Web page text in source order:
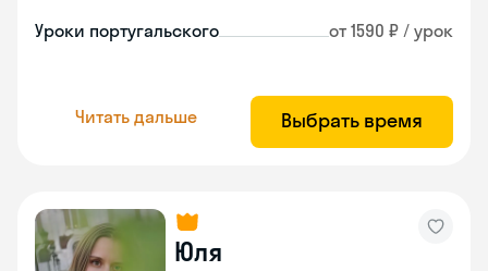
Уроки португальского от 1590 ₽ / урок
Читать дальше Выбрать время
Юля